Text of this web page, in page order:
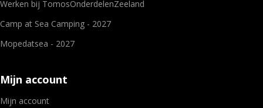
Werken bij TomosOnderdelenZeeland
Camp at Sea Camping - 2027
Mopedatsea - 2027
Mijn account
Mijn account